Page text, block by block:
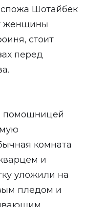
Шотайбек
женщины
стоит
перед
помощницей
комната
и
уложили на
пледом и